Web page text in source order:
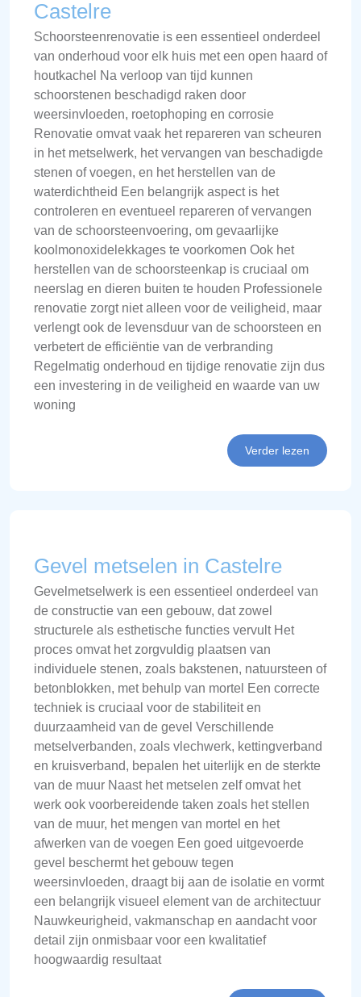
Castelre
Schoorsteenrenovatie is een essentieel onderdeel
van onderhoud voor elk huis met een open haard of
houtkachel Na verloop van tijd kunnen
schoorstenen beschadigd raken door
weersinvloeden, roetophoping en corrosie
Renovatie omvat vaak het repareren van scheuren
in het metselwerk, het vervangen van beschadigde
stenen of voegen, en het herstellen van de
waterdichtheid Een belangrijk aspect is het
controleren en eventueel repareren of vervangen
van de schoorsteenvoering, om gevaarlijke
koolmonoxidelekkages te voorkomen Ook het
herstellen van de schoorsteenkap is cruciaal om
neerslag en dieren buiten te houden Professionele
renovatie zorgt niet alleen voor de veiligheid, maar
verlengt ook de levensduur van de schoorsteen en
verbetert de efficiëntie van de verbranding
Regelmatig onderhoud en tijdige renovatie zijn dus
een investering in de veiligheid en waarde van uw
woning
Verder lezen
Gevel metselen in Castelre
Gevelmetselwerk is een essentieel onderdeel van
de constructie van een gebouw, dat zowel
structurele als esthetische functies vervult Het
proces omvat het zorgvuldig plaatsen van
individuele stenen, zoals bakstenen, natuursteen of
betonblokken, met behulp van mortel Een correcte
techniek is cruciaal voor de stabiliteit en
duurzaamheid van de gevel Verschillende
metselverbanden, zoals vlechwerk, kettingverband
en kruisverband, bepalen het uiterlijk en de sterkte
van de muur Naast het metselen zelf omvat het
werk ook voorbereidende taken zoals het stellen
van de muur, het mengen van mortel en het
afwerken van de voegen Een goed uitgevoerde
gevel beschermt het gebouw tegen
weersinvloeden, draagt bij aan de isolatie en vormt
een belangrijk visueel element van de architectuur
Nauwkeurigheid, vakmanschap en aandacht voor
detail zijn onmisbaar voor een kwalitatief
hoogwaardig resultaat